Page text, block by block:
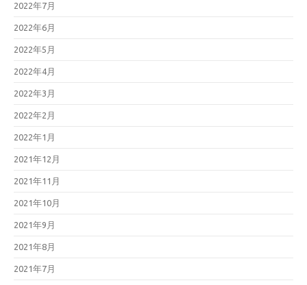
2022年7月
2022年6月
2022年5月
2022年4月
2022年3月
2022年2月
2022年1月
2021年12月
2021年11月
2021年10月
2021年9月
2021年8月
2021年7月